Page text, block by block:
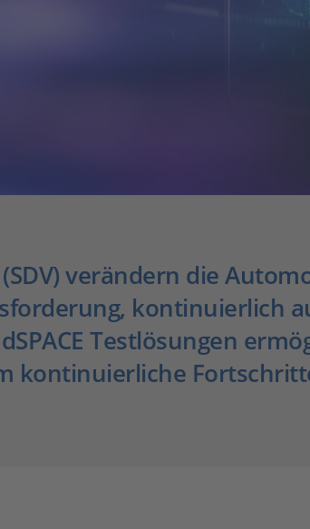
verändern die
kontinuierlich
Testlösungen
kontinuierliche